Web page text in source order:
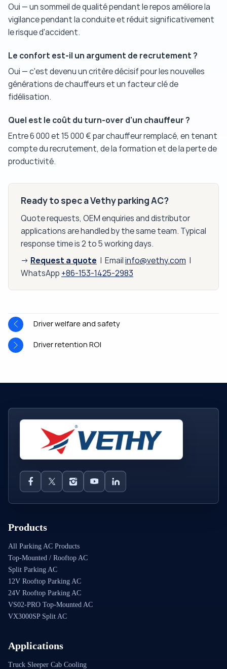
Oui — un sommeil de qualité pendant le repos améliore la
vigilance pendant la conduite et réduit significativement
le risque d'accident.
Le confort est-il un argument de recrutement ?
Oui — c'est devenu un critère décisif pour les nouvelles
générations de chauffeurs et un facteur clé de
fidélisation.
Quel est le coût du turn-over d'un chauffeur ?
Entre 6 000 et 15 000 € par chauffeur remplacé, en tenant
compte du recrutement, de la formation et de la perte de
productivité.
Ready to spec a Vethy parking AC?
Quote requests, OEM enquiries and distributor
applications are handled by the same team. Typical
response time is 2 to 5 working days.
→ Request a quote | Email info@vethy.com |
WhatsApp +86-153-1425-2983
Driver welfare and safety
Driver retention ROI
Products
All Parking AC Products
Top-Mounted / Rooftop AC
Split Parking AC
12V Rooftop Parking AC
24V Rooftop Parking AC
VS02-PRO Top-Mounted AC
VX3000SP Split AC
Applications
Truck Sleeper Cab Cooling